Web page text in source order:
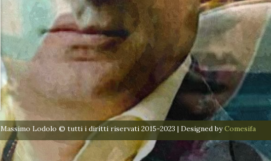
Massimo Lodolo © tutti i diritti riservati 2015-2023 | Designed byComesifa